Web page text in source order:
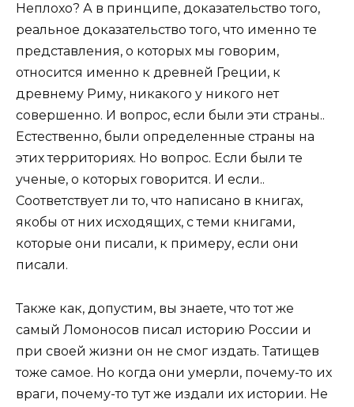
Неплохо? А в принципе, доказательство того,
реальное доказательство того, что именно те
представления, о которых мы говорим,
относится именно к древней Греции, к
древнему Риму, никакого у никого нет
совершенно. И вопрос, если были эти страны..
Естественно, были определенные страны на
этих территориях. Но вопрос. Если были те
ученые, о которых говорится. И если..
Соответствует ли то, что написано в книгах,
якобы от них исходящих, с теми книгами,
которые они писали, к примеру, если они
писали.
Также как, допустим, вы знаете, что тот же
самый Ломоносов писал историю России и
при своей жизни он не смог издать. Татищев
тоже самое. Но когда они умерли, почему-то их
враги, почему-то тут же издали их истории. Не